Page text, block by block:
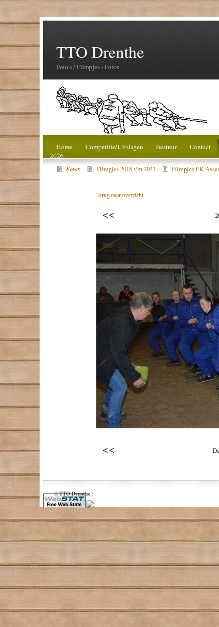
TTO Drenthe
Foto's / Filmpjes - Fotos
Home Competitie/Uitslagen Bestuur
Contact
2026
Fotos
Filmpjes 2018 t/m 2023 Filmpjes EK
Terug naar overzicht
©TTO Drenthe: